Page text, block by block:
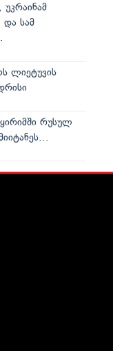
და სამ
ლიეტუვის
რუსულ